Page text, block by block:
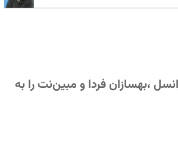
،بهسازان فردا و مبین‌نت را به